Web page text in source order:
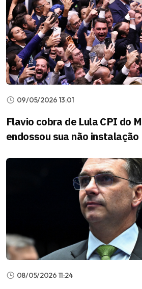
09/05/2026 13:01
Flavio cobra de Lula CPI do
endossou sua não instalação
08/05/2026 11:24